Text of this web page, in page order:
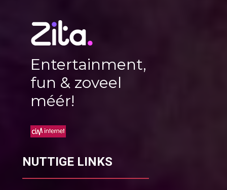
Entertainment,
fun & zoveel
méér!
NUTTIGE LINKS